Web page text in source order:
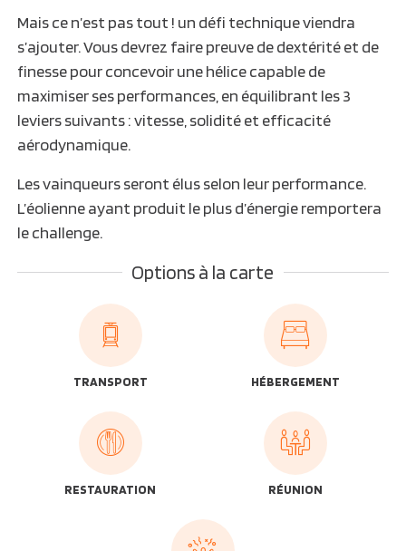
Mais ce n’est pas tout ! un défi technique viendra
s’ajouter. Vous devrez faire preuve de dextérité et de
finesse pour concevoir une hélice capable de
maximiser ses performances, en équilibrant les 3
leviers suivants : vitesse, solidité et efficacité
aérodynamique.
Les vainqueurs seront élus selon leur performance.
L’éolienne ayant produit le plus d’énergie remportera
le challenge.
Options à la carte
TRANSPORT HÉBERGEMENT
RESTAURATION RÉUNION